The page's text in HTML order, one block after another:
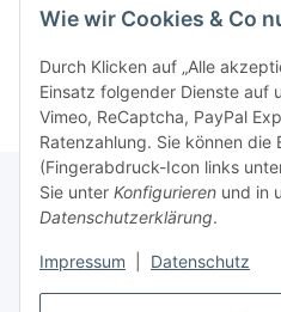
Wie wir Cookies & Co
Durch Klicken auf „Alle
Einsatz folgender Dienste auf
Vimeo, ReCaptcha, PayPal
Ratenzahlung. Sie können die
(Fingerabdruck-Icon links
Sie unter Konfigurieren und in
Datenschutzerklärung.
Impressum Datenschutz
24,14 € pro 1 l